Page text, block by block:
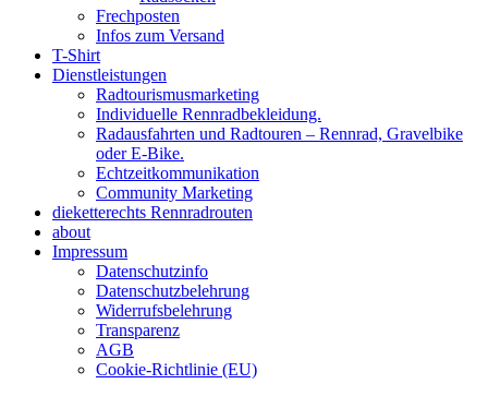
Frechposten
Infos zum Versand
T-Shirt
Dienstleistungen
Radtourismusmarketing
Individuelle Rennradbekleidung.
Radausfahrten und Radtouren – Rennrad, Gravelbike
oder E-Bike.
Echtzeitkommunikation
Community Marketing
dieketterechts Rennradrouten
about
Impressum
Datenschutzinfo
Datenschutzbelehrung
Widerrufsbelehrung
Transparenz
AGB
Cookie-Richtlinie (EU)